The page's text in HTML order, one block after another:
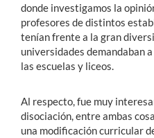
donde investigamos la
profesores de distintos
tenían frente a la gran
universidades demandaban
las escuelas y liceos.
Al respecto, fue muy
disociación, entre ambas
una modificación curricular